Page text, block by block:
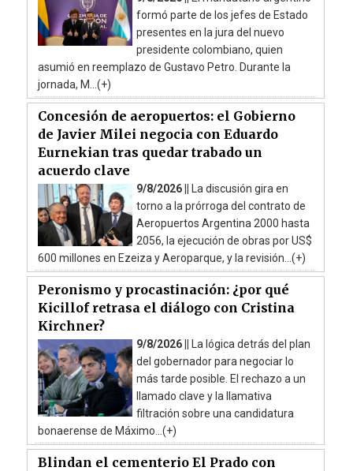
formó parte de los jefes de Estado
presentes en la jura del nuevo
presidente colombiano, quien
asumió en reemplazo de Gustavo Petro. Durante la
jornada, M...(+)
Concesión de aeropuertos: el Gobierno
de Javier Milei negocia con Eduardo
Eurnekian tras quedar trabado un
acuerdo clave
9/8/2026 || La discusión gira en
torno a la prórroga del contrato de
Aeropuertos Argentina 2000 hasta
2056, la ejecución de obras por US$
600 millones en Ezeiza y Aeroparque, y la revisión...(+)
Peronismo y procastinación: ¿por qué
Kicillof retrasa el diálogo con Cristina
Kirchner?
9/8/2026 || La lógica detrás del plan
del gobernador para negociar lo
más tarde posible. El rechazo a un
llamado clave y la llamativa
filtración sobre una candidatura
bonaerense de Máximo...(+)
Blindan el cementerio El Prado con